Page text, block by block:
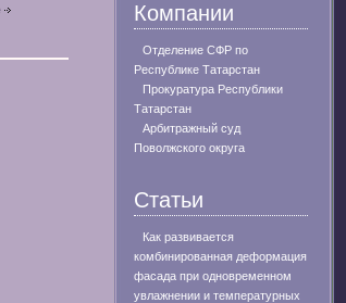
Компании
Отделение СФР по
Республике Татарстан
Прокуратура Республики
Татарстан
Арбитражный суд
Поволжского округа
Статьи
Как развивается
комбинированная деформация
фасада при одновременном
увлажнении и температурных